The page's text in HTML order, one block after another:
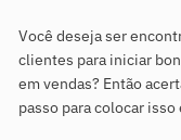
Você deseja ser
clientes para iniciar
em vendas? Então
passo para colocar isso